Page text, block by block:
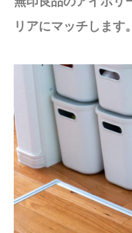
リアにマッチします。